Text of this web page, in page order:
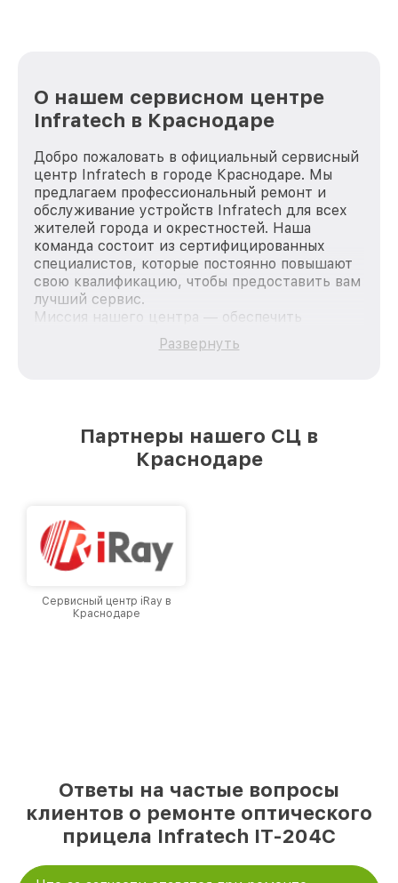
О нашем сервисном центре
Infratech в Краснодаре
Добро пожаловать в официальный сервисный
центр Infratech в городе Краснодаре. Мы
предлагаем профессиональный ремонт и
обслуживание устройств Infratech для всех
жителей города и окрестностей. Наша
команда состоит из сертифицированных
специалистов, которые постоянно повышают
свою квалификацию, чтобы предоставить вам
лучший сервис.
Миссия нашего центра — обеспечить
качественный и доступный ремонт для
каждого пользователя продукции Infratech,
лучшим сервисным центром Infratech в
городе Краснодаре, постоянно повышая
Развернуть
Партнеры нашего СЦ в
Краснодаре
Сервисный центр iRay в
Краснодаре
Ответы на частые вопросы
клиентов о ремонте оптического
прицела Infratech IT-204C